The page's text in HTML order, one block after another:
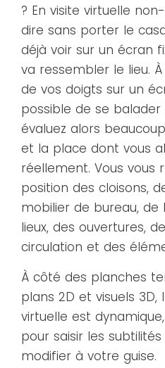
? En visite virtuelle
dire sans porter le
déjà voir sur un écran
va ressembler le lieu.
de vos doigts sur un
possible de se
évaluez alors
et la place dont vous
réellement. Vous
position des cloisons,
mobilier de bureau,
lieux, des ouvertures,
circulation et des
À côté des planches
plans 2D et visuels
virtuelle est
pour saisir les
modifier à votre guise.